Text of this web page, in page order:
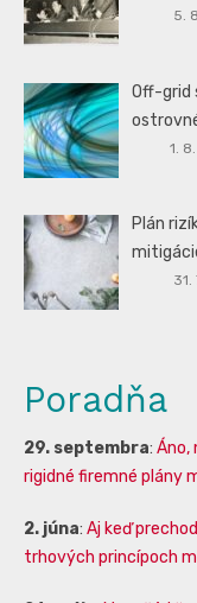
5.
Off-grid
1.
Plán
31.
Poradňa
29. septembra: Áno,
rigidné firemné plány
2. júna: Aj keď
trhových princípoch